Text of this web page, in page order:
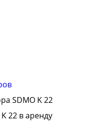
SDMO K 22
22 в аренду